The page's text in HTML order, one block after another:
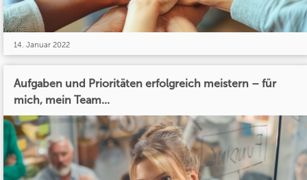
14. Januar 2022
Aufgaben und Prioritäten erfolgreich meistern – für
mich, mein Team...